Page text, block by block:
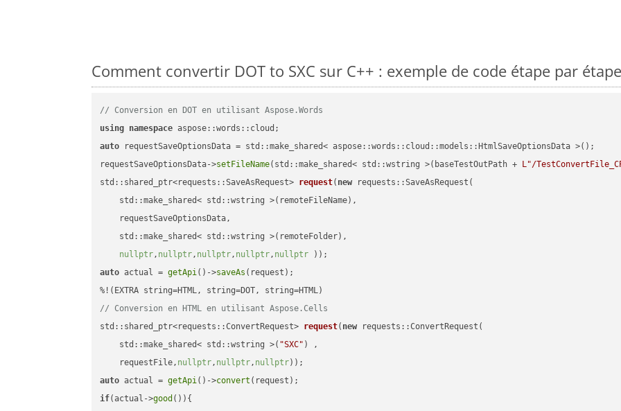
Comment convertir DOT to SXC sur C++ : exemple de code étape par étape
// Conversion en DOT en utilisant Aspose.Words
using namespace
auto requestSaveOptionsData = std::make_shared< aspose::words::cloud::models::HtmlSaveOptionsData >();
requestSaveOptionsData->setFileName(std::make_shared< std::wstring >(baseTestOutPath + L"/
std::shared_ptr<requests::SaveAsRequest> request( new requests::SaveAsRequest(
    std::make_shared< std::wstring >(remoteFileName),
    requestSaveOptionsData,
    std::make_shared< std::wstring >(remoteFolder),
nullptr, nullptr, nullptr, nullptr, nullptr ))
auto actual = getApi()->saveAs (request);
// Conversion en HTML en utilisant Aspose.Cells
std::shared_ptr<requests::ConvertRequest> request( new requests::ConvertRequest(
    std::make_shared< std::wstring >(
"SXC" ) ,
    requestFile,
nullptr, nullptr, nullptr))
auto actual = getApi()->convert
if(actual->good ()){